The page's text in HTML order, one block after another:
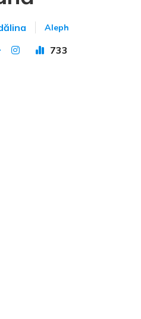
Aleph
733